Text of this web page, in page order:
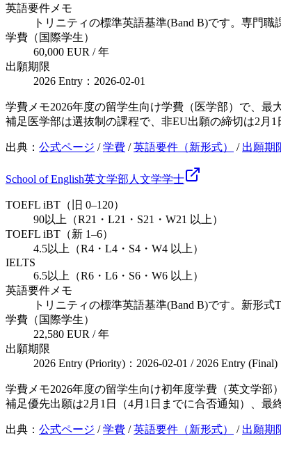
英語要件メモ
トリニティの標準英語基準(Band B)です。専門
学費（国際学生）
60,000 EUR / 年
出願期限
2026 Entry：2026-02-01
学費メモ2026年度の留学生向け学費（医学部）で、最
補足 医学部は選抜制の課程で、非EU出願の締切は2月
出典： 公式ページ /学費 /英語要件（新形式） / 出願期
School of English英文学部 人文学学士
TOEFL iBT（旧 0–120）
90以上（R21・L21・S21・W21 以上）
TOEFL iBT（新 1–6）
4.5以上（R4・L4・S4・W4 以上）
IELTS
6.5以上（R6・L6・S6・W6 以上）
英語要件メモ
トリニティの標準英語基準(Band B)です。新形
学費（国際学生）
22,580 EUR / 年
出願期限
2026 Entry (Priority)：2026-02-01 / 2026 Entry (Final)
学費メモ2026年度の留学生向け初年度学費（英文学部
補足優先出願は2月1日（4月1日までに合否通知）、最
出典： 公式ページ /学費 /英語要件（新形式） / 出願期